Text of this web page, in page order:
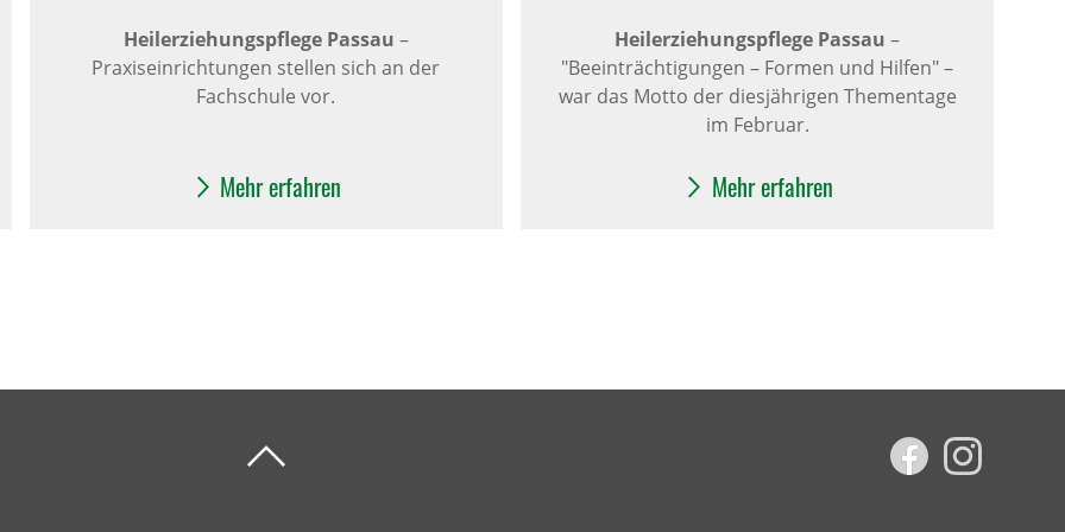
Heilerziehungspflege Passau –
Praxiseinrichtungen stellen sich an der
Fachschule vor.
Mehr erfahren
Heilerziehungspflege Passau –
"Beeinträchtigungen – Formen und Hilfen" –
war das Motto der diesjährigen Thementage
im Februar.
Mehr erfahren